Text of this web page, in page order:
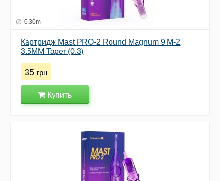
0.30m
Картридж Mast PRO-2 Round Magnum 9 M-2
3.5MM Taper (0.3)
35 грн
Купить